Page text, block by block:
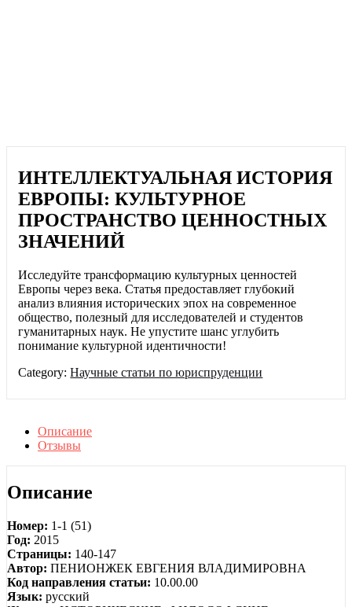
ИНТЕЛЛЕКТУАЛЬНАЯ ИСТОРИЯ
ЕВРОПЫ: КУЛЬТУРНОЕ
ПРОСТРАНСТВО ЦЕННОСТНЫХ
ЗНАЧЕНИЙ
Исследуйте трансформацию культурных ценностей
Европы через века. Статья предоставляет глубокий
анализ влияния исторических эпох на современное
общество, полезный для исследователей и студентов
гуманитарных наук. Не упустите шанс углубить
понимание культурной идентичности!
Category:Научные статьи по юриспруденции
Описание
Отзывы
Описание
Номер: 1-1 (51)
Год: 2015
Страницы: 140-147
Автор: ПЕНИОНЖЕК ЕВГЕНИЯ ВЛАДИМИРОВНА
Код направления статьи: 10.00.00
Язык: русский